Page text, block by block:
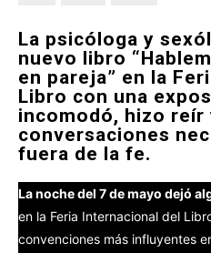
La psicóloga y
nuevo libro
en pareja” en la
Libro con una
incomodó, hizo reír
conversaciones
fuera de la fe.
La noche del 7 de mayo dejó
en la Feria Internacional del
convenciones más influyentes